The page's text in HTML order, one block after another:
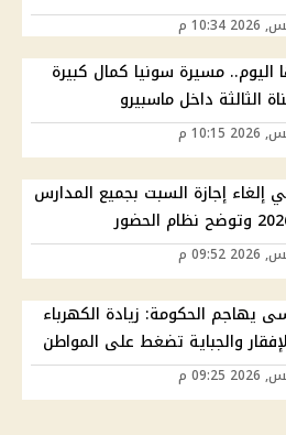
اليوم.. مسيرة سونيا كمال كبيرة
الثالثة داخل ماسبيرو
إلغاء إجازة السبت بجميع المدارس
يهاجم الحكومة: زيادة الكهرباء
والجباية تضغط على المواطن